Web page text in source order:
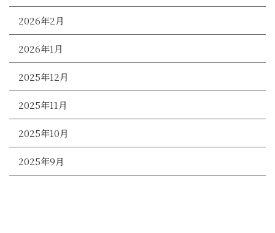
2026年2月
2026年1月
2025年12月
2025年11月
2025年10月
2025年9月